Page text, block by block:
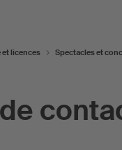
licences Spectacles et